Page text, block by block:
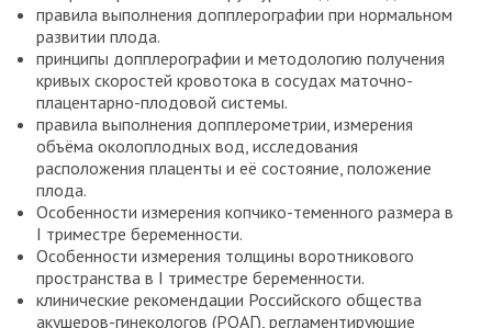
правила выполнения допплерографии при нормальном
развитии плода.
принципы допплерографии и методологию получения
кривых скоростей кровотока в сосудах маточно-
плацентарно-плодовой системы.
правила выполнения допплерометрии, измерения
объёма околоплодных вод, исследования
расположения плаценты и её состояние, положение
плода.
Особенности измерения копчико-теменного размера в
I триместре беременности.
Особенности измерения толщины воротникового
пространства в I триместре беременности.
клинические рекомендации Российского общества
акушеров-гинекологов (РОАГ), регламентирующие